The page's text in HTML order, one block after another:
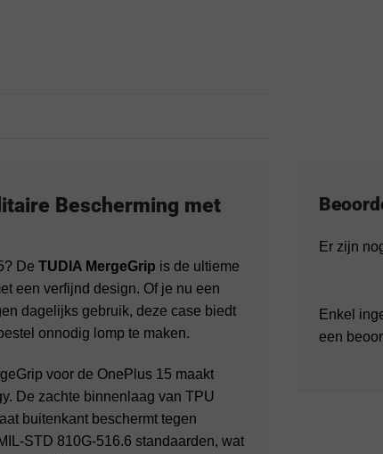
Bescherming met
De TUDIA MergeGrip is de ultieme
een verfijnd design. Of je nu een
dagelijks gebruik, deze case biedt
onnodig lomp te maken.
voor de OnePlus 15 maakt
De zachte binnenlaag van TPU
buitenkant beschermt tegen
STD 810G-516.6 standaarden, wat
Er zijn
Enkel
een